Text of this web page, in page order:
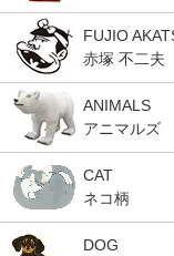
FUJIO
赤塚 不二夫
ANIMALS
アニマルズ
CAT
ネコ柄
DOG